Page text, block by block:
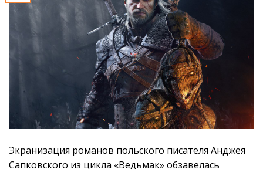
Экранизация романов польского писателя Анджея
Сапковского из цикла «Ведьмак» обзавелась